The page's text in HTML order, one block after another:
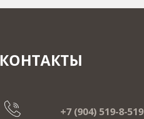
КОНТАКТЫ
+7 (904) 519-8-519